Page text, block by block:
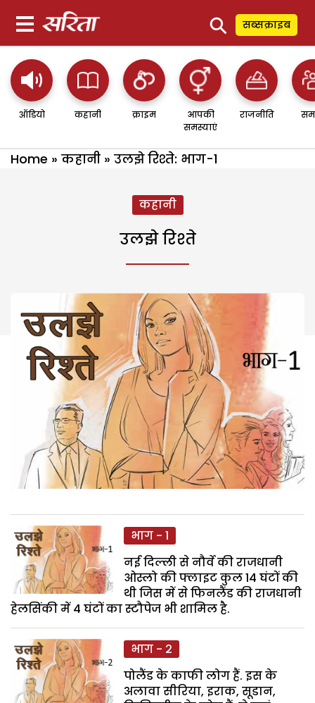
⚲ सब्सक्राइब
ऑडियो कहानी क्राइम
आपकी
समस्याएं
राजनीति
Home » कहानी » उलझे रिश्ते: भाग-1
कहानी
उलझे रिश्ते
भाग - 1
नई दिल्ली से नौर्वे की राजधानी
ओस्लो की फ्लाइट कुल 14 घंटों की
थी जिस में से फिनलैंड की राजधानी
हेलसिंकी में 4 घंटों का स्टौपेज भी शामिल है.
भाग - 2
पोलैंड के काफी लोग हैं. इस के
अलावा सीरिया, इराक, सूडान,